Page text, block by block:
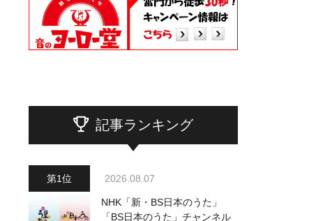
記事ランキング
2026.08.07
NHK「新・BS日本のうた」
「BS日本のうた」チャンネル